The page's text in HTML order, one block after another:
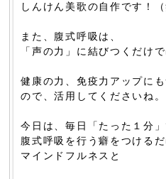
しんけん美歌の自作です！（
また、腹式呼吸は、
「声の力」に結びつくだけで
健康の力、免疫力アップに
ので、活用してくださいね。
今日は、毎日「たった１分」
腹式呼吸を行う癖をつける
マインドフルネスと